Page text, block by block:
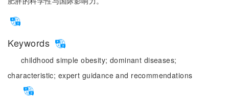
Keywords
childhood simple obesity; dominant diseases;
characteristic; expert guidance and recommendations